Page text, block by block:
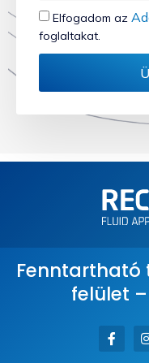
Elfogadom az
foglaltakat.
Fenntartható
felület